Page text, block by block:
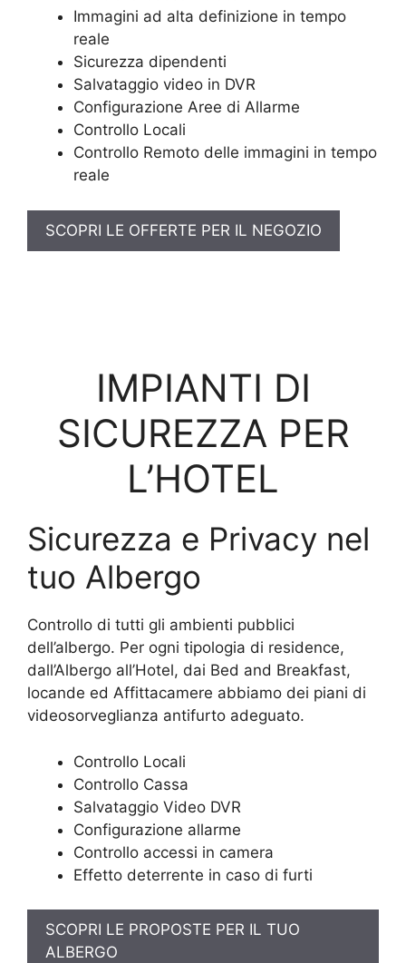
Immagini ad alta definizione in tempo
reale
Sicurezza dipendenti
Salvataggio video in DVR
Configurazione Aree di Allarme
Controllo Locali
Controllo Remoto delle immagini in tempo
reale
SCOPRI LE OFFERTE PER IL NEGOZIO
IMPIANTI DI
SICUREZZA PER
L’HOTEL
Sicurezza e Privacy nel
tuo Albergo
Controllo di tutti gli ambienti pubblici
dell’albergo. Per ogni tipologia di residence,
dall’Albergo all’Hotel, dai Bed and Breakfast,
locande ed Affittacamere abbiamo dei piani di
videosorveglianza antifurto adeguato.
Controllo Locali
Controllo Cassa
Salvataggio Video DVR
Configurazione allarme
Controllo accessi in camera
Effetto deterrente in caso di furti
SCOPRI LE PROPOSTE PER IL TUO
ALBERGO